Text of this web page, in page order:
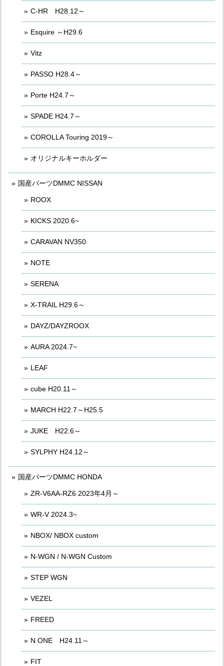
C-HR H28.12～
Esquire ～H29.6
Vitz
PASSO H28.4～
Porte H24.7～
SPADE H24.7～
COROLLA Touring 2019～
オリジナルキーホルダー
国産パーツDMMC NISSAN
ROOX
KICKS 2020.6~
CARAVAN NV350
NOTE
SERENA
X-TRAIL H29.6～
DAYZ/DAYZROOX
AURA 2024.7~
LEAF
cube H20.11～
MARCH H22.7～H25.5
JUKE H22.6～
SYLPHY H24.12～
国産パーツDMMC HONDA
ZR-V6AA-RZ6 2023年4月～
WR-V 2024.3~
NBOX/ NBOX custom
N-WGN / N-WGN Custom
STEP WGN
VEZEL
FREED
N ONE H24.11～
FIT